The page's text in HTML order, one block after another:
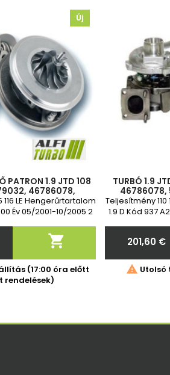
Új
PATRON 1.9 JTD 108
46786078,
712766-0001,
5001S, 712766
116 LE Hengerűrtartalom
Év 05/2001-10/2005 2

(17:00 óra előtt
rendelések)
TURBÓ 1.9
46786078,
71723495,
Teljesítmény 110
1.9 D Kód 937
Ár
201,60 €
